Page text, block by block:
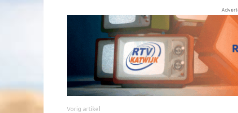
Vorig artikel